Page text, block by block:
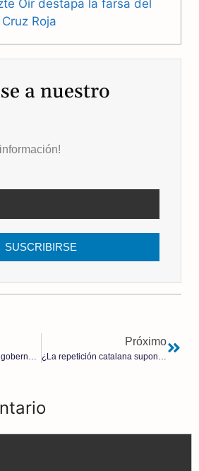
Oír destapa la farsa del
Roja
a nuestro
SUSCRIBIRSE
Próximo